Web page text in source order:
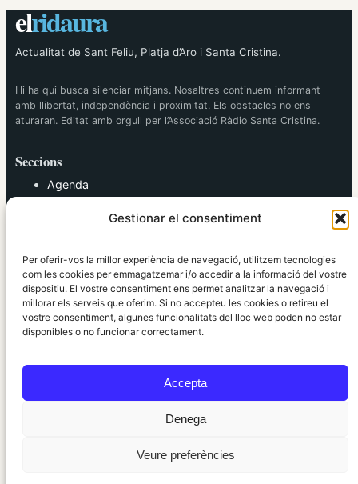
Gestionar el consentiment
Per oferir-vos la millor experiència de navegació, utilitzem tecnologies
com les cookies per emmagatzemar i/o accedir a la informació del vostre
dispositiu. El vostre consentiment ens permet analitzar la navegació i
millorar els serveis que oferim. Si no accepteu les cookies o retireu el
vostre consentiment, algunes funcionalitats del lloc web poden no estar
disponibles o no funcionar correctament.
Accepta
Denega
Veure preferències
elridaura
Actualitat de Sant Feliu, Platja d’Aro i Santa Cristina.
Hi ha qui busca silenciar mitjans. Nosaltres continuem informant
amb llibertat, independència i proximitat. Els obstacles no ens
aturaran. Editat amb orgull per l’Associació Ràdio Santa Cristina.
Seccions
Agenda
Política
Societat
Tendències
elRidaura.com